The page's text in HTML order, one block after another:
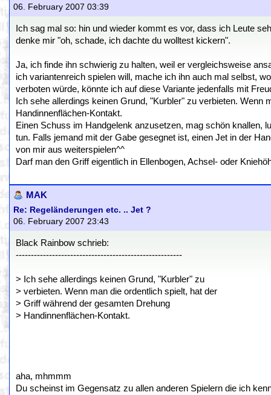
06. February 2007 03:39
Ich sag mal so: hin und wieder kommt es vor, dass ich Leute
denke mir "oh, schade, ich dachte du wolltest kickern".
Ja, ich finde ihn schwierig zu halten, weil er vergleichsweise
ich variantenreich spielen will, mache ich ihn auch mal selbst,
verboten würde, könnte ich auf diese Variante jedenfalls mit
Ich sehe allerdings keinen Grund, "Kurbler" zu verbieten.
Handinnenflächen-Kontakt.
Einen Schuss im Handgelenk anzusetzen, mag schön knallen,
tun. Falls jemand mit der Gabe gesegnet ist, einen Jet in der
von mir aus weiterspielen^^
Darf man den Griff eigentlich in Ellenbogen, Achsel- oder
MAK
Re: Regeländerungen etc. .. Jet ?
06. February 2007 23:43
Black Rainbow schrieb:
-------------------------------------------------------
> Ich sehe allerdings keinen Grund, "Kurbler" zu
> verbieten. Wenn man die ordentlich spielt, hat der
> Griff während der gesamten Drehung
> Handinnenflächen-Kontakt.
aha, mhmmm
Du scheinst im Gegensatz zu allen anderen Spielern die ich